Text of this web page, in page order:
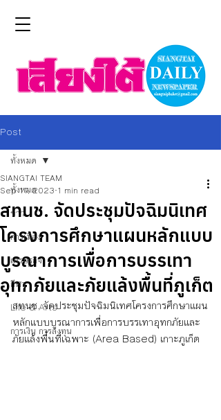
Post
ทั้งหมด
ข่าว
การเมือง
เศรษฐกิจ
กีฬา
Life & Arts
การเงิน การลงทุน
ทั้งหมด
สทนช. จัดประชุมปัจฉิมนิเทศ
โครงการศึกษาแผนหลักแบบ
บูรณาการเพื่อการบรรเทา
อุทกภัยและภัยแล้งพื้นที่ภูเก็ต
SIANGTAI TEAM
Sep 11, 2023 1 min read
สทนช. จัดประชุมปัจฉิมนิเทศโครงการศึกษาแผน
หลักแบบบูรณาการเพื่อการบรรเทาอุทกภัยและ
ภัยแล้งพื้นที่เฉพาะ (Area Based) เกาะภูเก็ต